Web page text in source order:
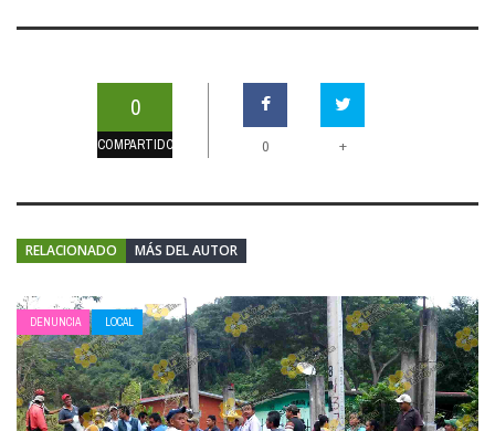
0
COMPARTIDOS 0 +
RELACIONADO MÁS DEL AUTOR
DENUNCIA LOCAL